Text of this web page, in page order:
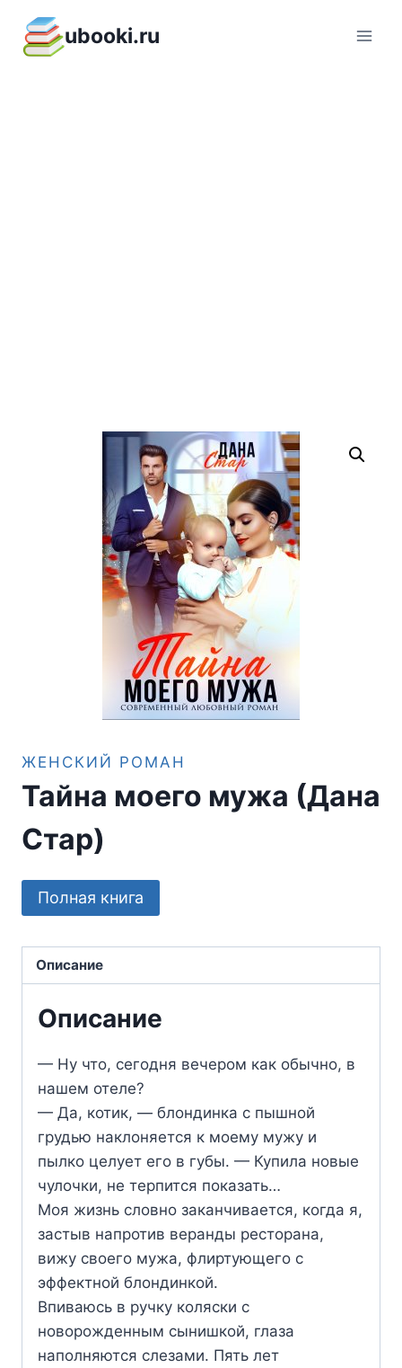
содержимому
ubooki.ru
ЖЕНСКИЙ РОМАН
Тайна моего мужа (Дана
Стар)
Полная книга
Описание
Описание
— Ну что, сегодня вечером как обычно, в
нашем отеле?
— Да, котик, — блондинка с пышной
грудью наклоняется к моему мужу и
пылко целует его в губы. — Купила новые
чулочки, не терпится показать…
Моя жизнь словно заканчивается, когда я,
застыв напротив веранды ресторана,
вижу своего мужа, флиртующего с
эффектной блондинкой.
Впиваюсь в ручку коляски с
новорожденным сынишкой, глаза
наполняются слезами. Пять лет